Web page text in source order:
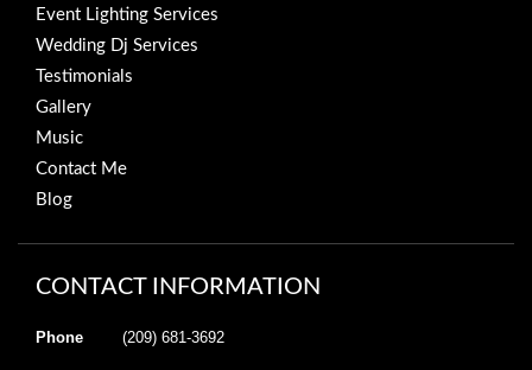
Event Lighting Services
Wedding Dj Services
Testimonials
Gallery
Music
Contact Me
Blog
CONTACT INFORMATION
Phone (209) 681-3692